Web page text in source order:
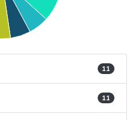
11
11